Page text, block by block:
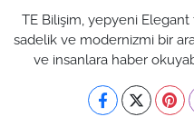
TE Bilişim, yepyeni Elegant
sadelik ve modernizmi bir
ve insanlara haber